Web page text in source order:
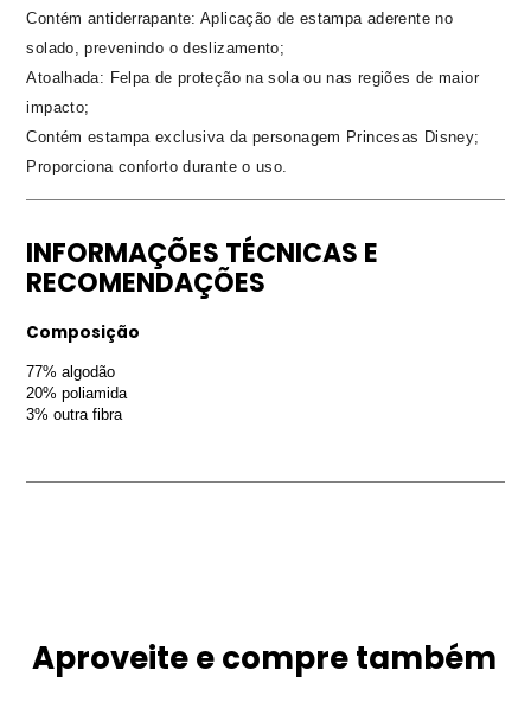
Contém antiderrapante: Aplicação de estampa aderente no
solado, prevenindo o deslizamento;
Atoalhada: Felpa de proteção na sola ou nas regiões de maior
impacto;
Contém estampa exclusiva da personagem Princesas Disney;
Proporciona conforto durante o uso.
INFORMAÇÕES TÉCNICAS E
RECOMENDAÇÕES
Composição
77% algodão
20% poliamida
3% outra fibra
Aproveite e compre também